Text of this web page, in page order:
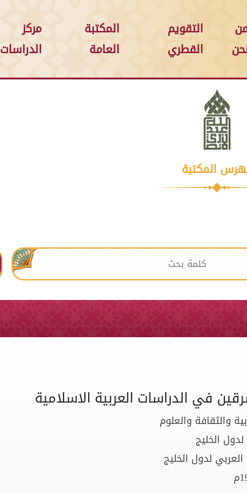
التقويم
القطري
المكتبة
العامة
مركز
الدراسات
المكتبة
في الدراسات العربية الاسلامية
والثقافة والعلوم
الخليج
لدول الخليج